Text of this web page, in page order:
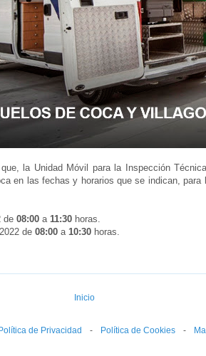
la Unidad Móvil para la Inspección
en las fechas y horarios que se indican,
de 08:00 a 11:30 horas.
de 08:00 a 10:30 horas.
Inicio
de Privacidad --- Política de Cookies ---